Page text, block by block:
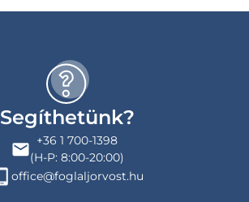
Segíthetünk?
+36 1 700-1398
(H-P: 8:00-20:00)
office@foglaljorvost.hu